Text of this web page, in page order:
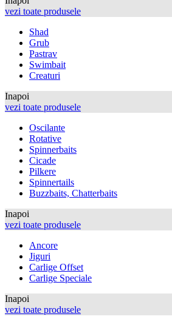
vezi toate produsele
Shad
Grub
Pastrav
Swimbait
Creaturi
Inapoi
vezi toate produsele
Oscilante
Rotative
Spinnerbaits
Cicade
Pilkere
Spinnertails
Buzzbaits, Chatterbaits
Inapoi
vezi toate produsele
Ancore
Jiguri
Carlige Offset
Carlige Speciale
Inapoi
vezi toate produsele